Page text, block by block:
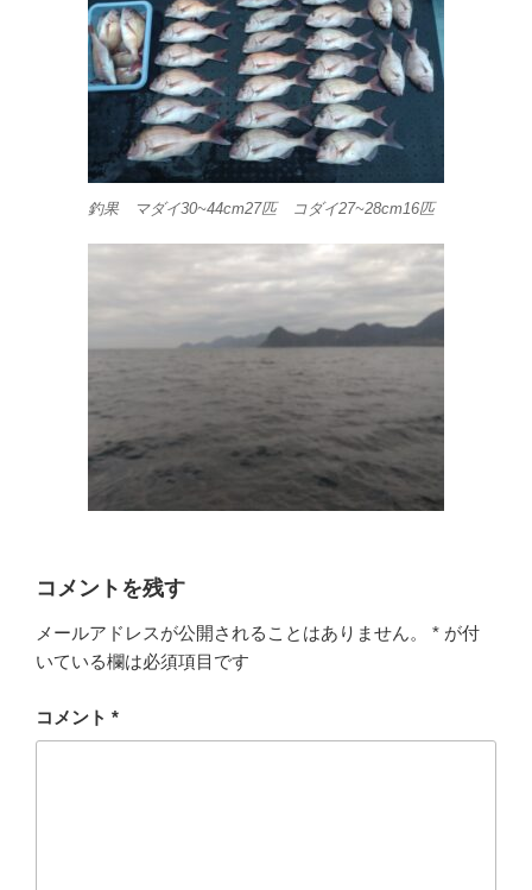
釣果 マダイ30~44cm27匹 コダイ27~28cm16匹
コメントを残す
メールアドレスが公開されることはありません。 * が付
いている欄は必須項目です
コメント *